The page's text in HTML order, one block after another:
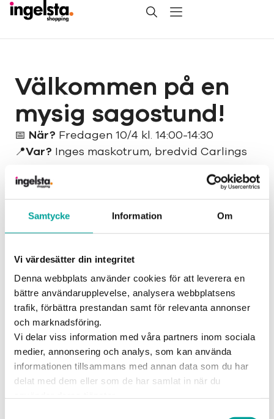
Samtycke Information Om
Vi värdesätter din integritet
Denna webbplats använder cookies för att leverera en
bättre användarupplevelse, analysera webbplatsens
trafik, förbättra prestandan samt för relevanta annonser
och marknadsföring.
Vi delar viss information med våra partners inom sociala
medier, annonsering och analys, som kan använda
informationen tillsammans med annan data som du har
delat med dem eller som de har samlat in när du
Välkommen på en
mysig sagostund!
📅 När? Fredagen 10/4 kl. 14:00-14:30
📍Var? Inges maskotrum, bredvid Carlings
På Påsklovet bjuder vi in
kundklubbsmedlemmar till en mysig
sagostund med den lokala
barnboksförfattaren Johanna Luppi-Holm.
För vem?
Barn ca 3 – 6 år med sällskap av en vuxen.
Anmälan:
Vi har plats för 15st barn med medföljande
vuxna – först till kvarn gäller! Observera att
du måste få en bekräftelse från oss via mail
för att vara anmäld. Eventet är
kostnadsfritt.